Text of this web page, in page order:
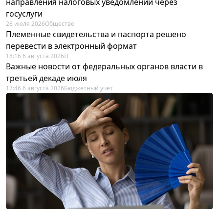
направления налоговых уведомлений через
госуслуги
28 июля 2026Общество
Племенные свидетельства и паспорта решено
перевести в электронный формат
18:16 6 августа 2026IT
Важные новости от федеральных органов власти в
третьей декаде июля
17:46 6 августа 2026Бюджетный учет